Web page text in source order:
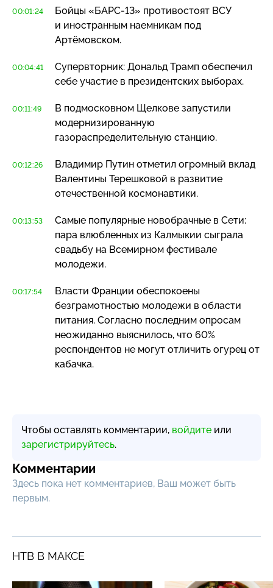
00:01:24 Бойцы «БАРС-13» противостоят ВСУ
и иностранным наемникам под
Артёмовском.
00:04:41
Супервторник: Дональд Трамп обеспечил
себе участие в президентских выборах.
00:11:49
В подмосковном Щелкове запустили
модернизированную
газораспределительную станцию.
00:12:26
Владимир Путин отметил огромный вклад
Валентины Терешковой в развитие
отечественной космонавтики.
00:13:53
Самые популярные новобрачные в Сети:
пара влюбленных из Калмыкии сыграла
свадьбу на Всемирном фестивале
молодежи.
00:17:54
Власти Франции обеспокоены
безграмотностью молодежи в области
питания. Согласно последним опросам
неожиданно выяснилось, что 60%
респондентов не могут отличить огурец от
кабачка.
Чтобы оставлять комментарии, войдите или
зарегистрируйтесь.
Комментарии
Здесь пока нет комментариев, Ваш может быть
первым.
НТВ В МАКСЕ